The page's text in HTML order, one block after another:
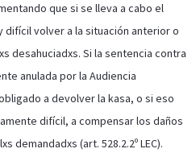
que si se lleva a cabo el
difícil volver a la situación anterior o
desahuciadxs. Si la sentencia contra
anulada por la Audiencia
a devolver la kasa, o si eso
difícil, a compensar los daños
demandadxs (art. 528.2.2º LEC).